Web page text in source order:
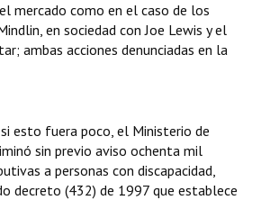
mercado como en el caso de los
en sociedad con Joe Lewis y el
ambas acciones denunciadas en la
esto fuera poco, el Ministerio de
sin previo aviso ochenta mil
a personas con discapacidad,
decreto (432) de 1997 que establece